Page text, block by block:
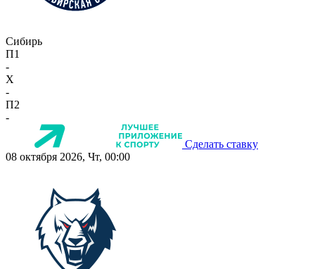
Сибирь
П1
-
X
-
П2
-
Сделать ставку
08 октября 2026, Чт, 00:00